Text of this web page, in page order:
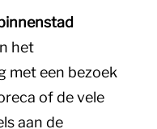
het
met een bezoek
of de vele
aan de